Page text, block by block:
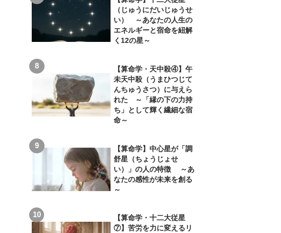
（じゅうにだいじゅうせ
い） ～あなたの人生の
エネルギーと宿命を紐解
く12の星～
【算命学・天中殺④】午
未天中殺（うまひつじて
んちゅうさつ）に与えら
れた ～「縁の下の力持
ち」として輝く繊細な宿
命～
【算命学】中心星が「調
舒星（ちょうじょせ
い）」の人の特徴 ～あ
なたの感性が未来を創る
～
【算命学・十二大従星
⑦】苦労を力に変えるリ